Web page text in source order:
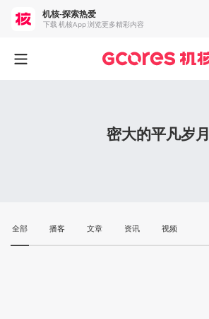
密大的平凡岁月
全部 播客 文章 资讯 视频
机核-探索热爱
下载 机核App 浏览更多精彩内容